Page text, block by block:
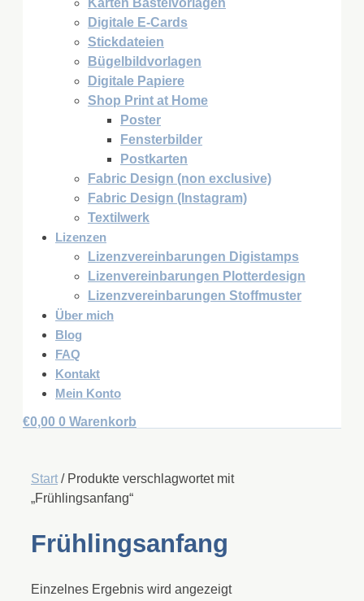
Karten Bastelvorlagen
Digitale E-Cards
Stickdateien
Bügelbildvorlagen
Digitale Papiere
Shop Print at Home
Poster
Fensterbilder
Postkarten
Fabric Design (non exclusive)
Fabric Design (Instagram)
Textilwerk
Lizenzen
Lizenzvereinbarungen Digistamps
Lizenvereinbarungen Plotterdesign
Lizenzvereinbarungen Stoffmuster
Über mich
Blog
FAQ
Kontakt
Mein Konto
€0,00 0 Warenkorb
Start / Produkte verschlagwortet mit
„Frühlingsanfang“
Frühlingsanfang
Einzelnes Ergebnis wird angezeigt